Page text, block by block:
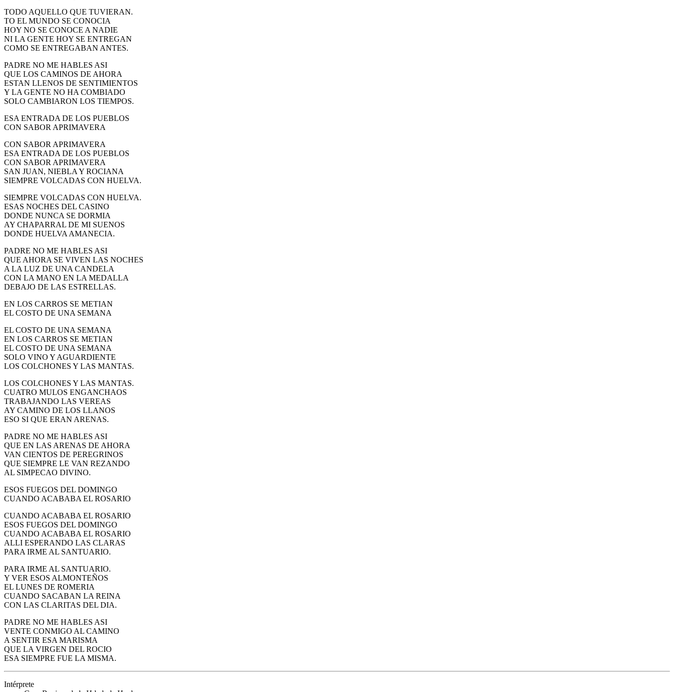
TODO AQUELLO QUE TUVIERAN.
TO EL MUNDO SE CONOCIA
HOY NO SE CONOCE A NADIE
NI LA GENTE HOY SE ENTREGAN
COMO SE ENTREGABAN ANTES.
PADRE NO ME HABLES ASI
QUE LOS CAMINOS DE AHORA
ESTAN LLENOS DE SENTIMIENTOS
Y LA GENTE NO HA COMBIADO
SOLO CAMBIARON LOS TIEMPOS.
ESA ENTRADA DE LOS PUEBLOS
CON SABOR APRIMAVERA
CON SABOR APRIMAVERA
ESA ENTRADA DE LOS PUEBLOS
CON SABOR APRIMAVERA
SAN JUAN, NIEBLA Y ROCIANA
SIEMPRE VOLCADAS CON HUELVA.
SIEMPRE VOLCADAS CON HUELVA.
ESAS NOCHES DEL CASINO
DONDE NUNCA SE DORMIA
AY CHAPARRAL DE MI SUENOS
DONDE HUELVA AMANECIA.
PADRE NO ME HABLES ASI
QUE AHORA SE VIVEN LAS NOCHES
A LA LUZ DE UNA CANDELA
CON LA MANO EN LA MEDALLA
DEBAJO DE LAS ESTRELLAS.
EN LOS CARROS SE METIAN
EL COSTO DE UNA SEMANA
EL COSTO DE UNA SEMANA
EN LOS CARROS SE METIAN
EL COSTO DE UNA SEMANA
SOLO VINO Y AGUARDIENTE
LOS COLCHONES Y LAS MANTAS.
LOS COLCHONES Y LAS MANTAS.
CUATRO MULOS ENGANCHAOS
TRABAJANDO LAS VEREAS
AY CAMINO DE LOS LLANOS
ESO SI QUE ERAN ARENAS.
PADRE NO ME HABLES ASI
QUE EN LAS ARENAS DE AHORA
VAN CIENTOS DE PEREGRINOS
QUE SIEMPRE LE VAN REZANDO
AL SIMPECAO DIVINO.
ESOS FUEGOS DEL DOMINGO
CUANDO ACABABA EL ROSARIO
CUANDO ACABABA EL ROSARIO
ESOS FUEGOS DEL DOMINGO
CUANDO ACABABA EL ROSARIO
ALLI ESPERANDO LAS CLARAS
PARA IRME AL SANTUARIO.
PARA IRME AL SANTUARIO.
Y VER ESOS ALMONTEÑOS
EL LUNES DE ROMERIA
CUANDO SACABAN LA REINA
CON LAS CLARITAS DEL DIA.
PADRE NO ME HABLES ASI
VENTE CONMIGO AL CAMINO
A SENTIR ESA MARISMA
QUE LA VIRGEN DEL ROCIO
ESA SIEMPRE FUE LA MISMA.
Intérprete